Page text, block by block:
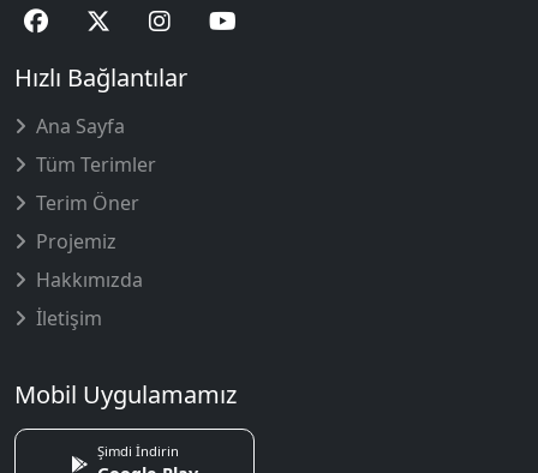
Hızlı Bağlantılar
Ana Sayfa
Tüm Terimler
Terim Öner
Projemiz
Hakkımızda
İletişim
Mobil Uygulamamız
Şimdi İndirin